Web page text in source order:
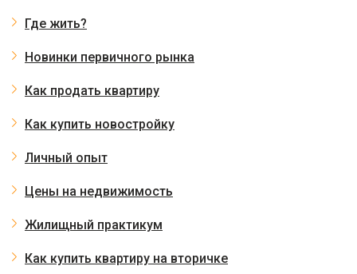
Где жить?
Новинки первичного рынка
Как продать квартиру
Как купить новостройку
Личный опыт
Цены на недвижимость
Жилищный практикум
Как купить квартиру на вторичке